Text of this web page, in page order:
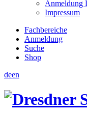
Anmeldung
Impressum
Fachbereiche
Anmeldung
Suche
Shop
deen